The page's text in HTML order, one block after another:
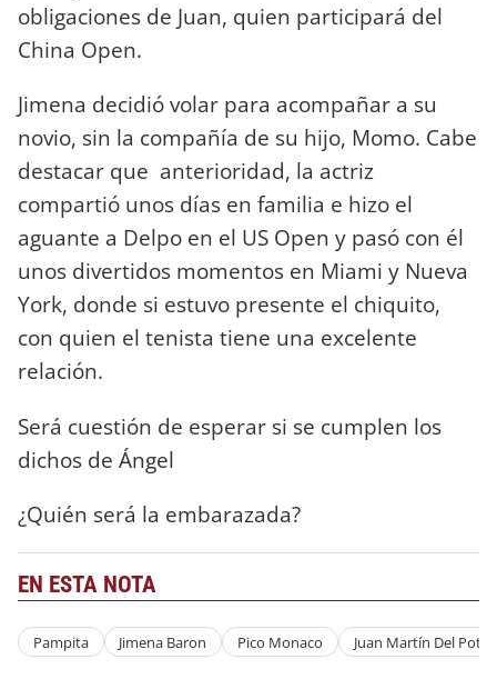
obligaciones de Juan, quien participará del
China Open.
Jimena decidió volar para acompañar a su
novio, sin la compañía de su hijo, Momo. Cabe
destacar que anterioridad, la actriz
compartió unos días en familia e hizo el
aguante a Delpo en el US Open y pasó con él
unos divertidos momentos en Miami y Nueva
York, donde si estuvo presente el chiquito,
con quien el tenista tiene una excelente
relación.
Será cuestión de esperar si se cumplen los
dichos de Ángel
¿Quién será la embarazada?
EN ESTA NOTA
Pampita Jimena Baron Pico Monaco Juan Martín Del Potro